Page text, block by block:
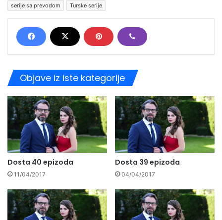
serije sa prevodom
Turske serije
Objave iz iste kategorije
Dosta 40 epizoda
11/04/2017
Dosta 39 epizoda
04/04/2017